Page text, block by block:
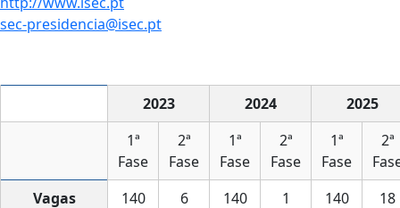
sec-presidencia@isec.pt
2023 2024
2025
1ª
Fase
2ª
Fase
1ª
Fase
2ª
Fase
1ª
Fase
2ª
Vagas
140 6 140 1 140
18